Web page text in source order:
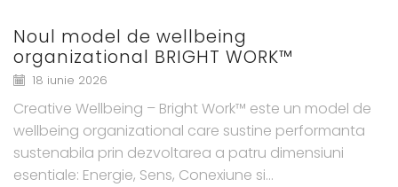
Noul model de wellbeing
organizational BRIGHT WORK™
18 iunie 2026
Creative Wellbeing – Bright Work™ este un model de
wellbeing organizational care sustine performanta
sustenabila prin dezvoltarea a patru dimensiuni
esentiale: Energie, Sens, Conexiune si...